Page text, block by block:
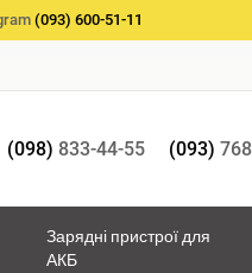
(093) 600-51-11
(098) 833-44-55 (093)
Зарядні пристрої для
АКБ